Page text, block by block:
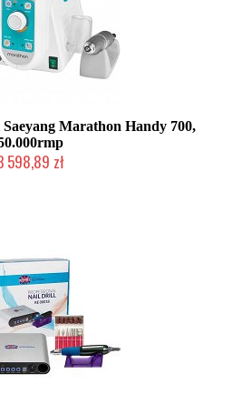
Marathon Handy 700,
598,89 zł